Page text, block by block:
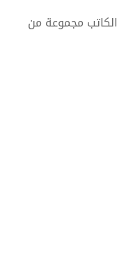
تحميل كتاب الأمل في وجه الظلام pdf الكاتب مجموعة من